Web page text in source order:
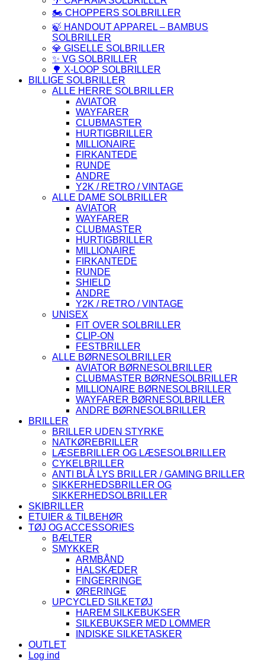
🏍️ CHOPPERS SOLBRILLER
🍃 HANDOUT APPAREL – BAMBUS
SOLBRILLER
💎 GISELLE SOLBRILLER
✨ VG SOLBRILLER
🌳 X-LOOP SOLBRILLER
BILLIGE SOLBRILLER
ALLE HERRE SOLBRILLER
AVIATOR
WAYFARER
CLUBMASTER
HURTIGBRILLER
MILLIONAIRE
FIRKANTEDE
RUNDE
ANDRE
Y2K / RETRO / VINTAGE
ALLE DAME SOLBRILLER
AVIATOR
WAYFARER
CLUBMASTER
HURTIGBRILLER
MILLIONAIRE
FIRKANTEDE
RUNDE
SHIELD
ANDRE
Y2K / RETRO / VINTAGE
UNISEX
FIT OVER SOLBRILLER
CLIP-ON
FESTBRILLER
ALLE BØRNESOLBRILLER
AVIATOR BØRNESOLBRILLER
CLUBMASTER BØRNESOLBRILLER
MILLIONAIRE BØRNESOLBRILLER
WAYFARER BØRNESOLBRILLER
ANDRE BØRNESOLBRILLER
BRILLER
BRILLER UDEN STYRKE
NATKØREBRILLER
LÆSEBRILLER OG LÆSESOLBRILLER
CYKELBRILLER
ANTI BLÅ LYS BRILLER / GAMING BRILLER
SIKKERHEDSBRILLER OG
SIKKERHEDSOLBRILLER
SKIBRILLER
ETUIER & TILBEHØR
TØJ OG ACCESSORIES
BÆLTER
SMYKKER
ARMBÅND
HALSKÆDER
FINGERRINGE
ØRERINGE
UPCYCLED SILKETØJ
HAREM SILKEBUKSER
SILKEBUKSER MED LOMMER
INDISKE SILKETASKER
OUTLET
Log ind